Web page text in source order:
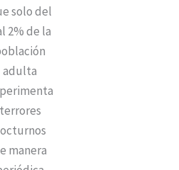
solo del
2% de la
adulta
terrores
manera